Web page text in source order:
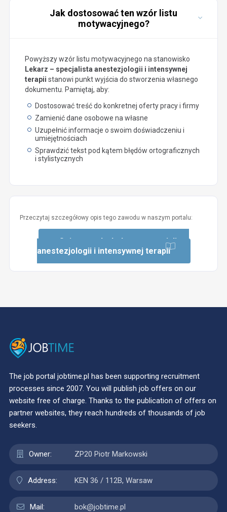
Jak dostosować ten wzór listu
motywacyjnego?
Powyższy wzór listu motywacyjnego na stanowisko
Lekarz – specjalista anestezjologii i intensywnej
terapii stanowi punkt wyjścia do stworzenia własnego
dokumentu. Pamiętaj, aby:
Dostosować treść do konkretnej oferty pracy i firmy
Zamienić dane osobowe na własne
Uzupełnić informacje o swoim doświadczeniu i
umiejętnościach
Sprawdzić tekst pod kątem błędów ortograficznych
i stylistycznych
Przeczytaj szczegółowy opis tego zawodu w naszym portalu:
Opis zawodu: Lekarz – specjalista
anestezjologii i intensywnej terapii
The job portal jobtime.pl has been supporting recruitment
processes since 2007. You will publish job offers on our
website free of charge. Thanks to the publication of offers on
partner websites, they reach hundreds of thousands of job
seekers.
Owner: ZP20 Piotr Markowski
Address: KEN 36 / 112B, Warsaw
Mail: bok@jobtime.pl